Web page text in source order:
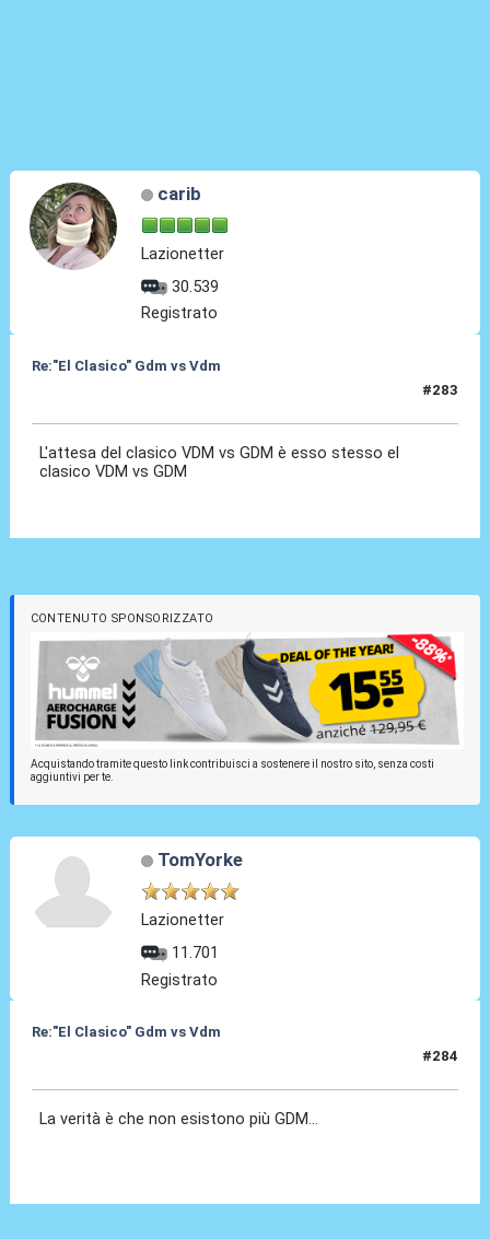
carib
Lazionetter
30.539
Registrato
Re:"El Clasico" Gdm vs Vdm
#283
L'attesa del clasico VDM vs GDM è esso stesso el
clasico VDM vs GDM
CONTENUTO SPONSORIZZATO
Acquistando tramite questo link contribuisci a sostenere il nostro sito, senza costi
aggiuntivi per te.
TomYorke
Lazionetter
11.701
Registrato
Re:"El Clasico" Gdm vs Vdm
#284
La verità è che non esistono più GDM...